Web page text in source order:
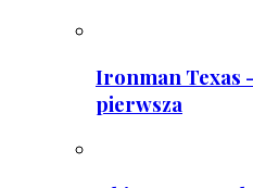
Ironman Texas
pierwsza